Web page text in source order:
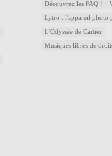
Découvrez les FAQ !
Lytro : l'appareil photo
L'Odyssée de Cartier
Musiques libres de